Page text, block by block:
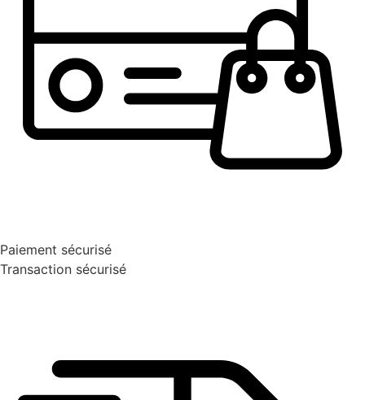
Paiement sécurisé
Transaction sécurisé